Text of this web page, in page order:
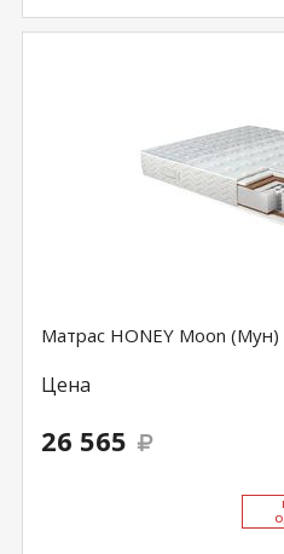
Матрас HONEY Moon (Мун)
Цена
26 565